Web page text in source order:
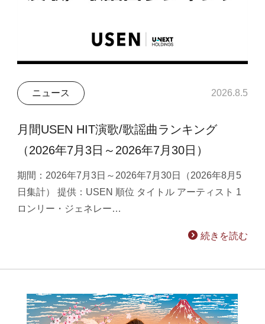
ニュース 2026.8.5
月間USEN HIT演歌/歌謡曲ランキング
（2026年7月3日～2026年7月30日）
期間：2026年7月3日～2026年7月30日（2026年8月5
日集計） 提供：USEN 順位 タイトル アーティスト 1
ロンリー・ジェネレー…
続きを読む